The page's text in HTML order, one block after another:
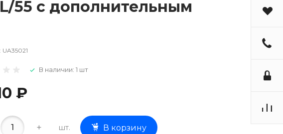
55 с дополнительным
UA35021
В наличии: 1 шт
₽
+ шт. В корзину